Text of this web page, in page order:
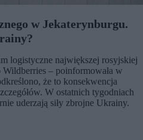
w Jekaterynburgu.
logistyczne największej rosyjskiej
– poinformowała w
że to konsekwencja
W ostatnich tygodniach
uderzają siły zbrojne Ukrainy.